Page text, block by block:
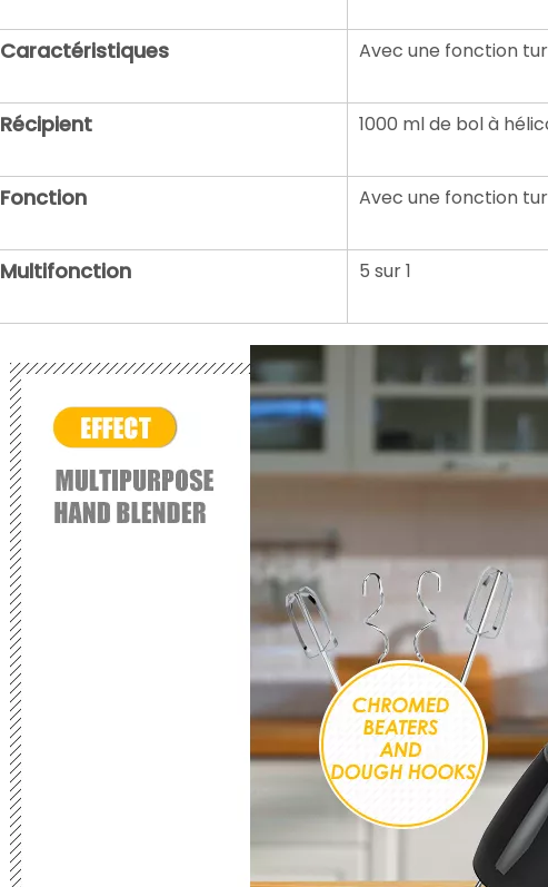
Caractéristiques Avec une fonction
Récipient 1000 ml de bol à
Fonction Avec une fonction
Multifonction 5 sur 1